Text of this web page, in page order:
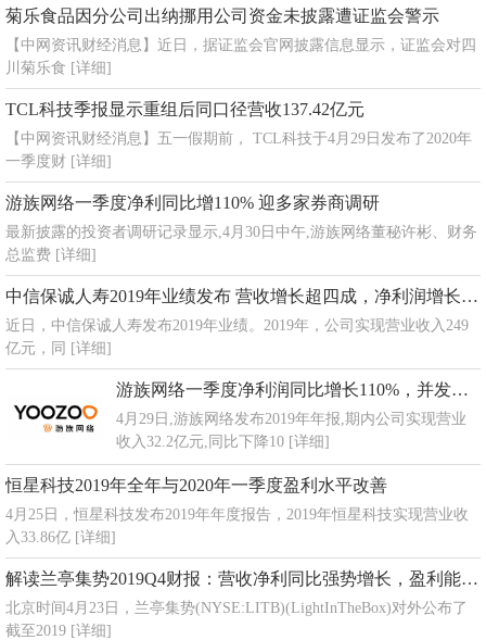
菊乐食品因分公司出纳挪用公司资金未披露遭证监会警示
【中网资讯财经消息】近日，据证监会官网披露信息显示，证监会对四
川菊乐食 [详细]
TCL科技季报显示重组后同口径营收137.42亿元
【中网资讯财经消息】五一假期前， TCL科技于4月29日发布了2020年
一季度财 [详细]
游族网络一季度净利同比增110% 迎多家券商调研
最新披露的投资者调研记录显示,4月30日中午,游族网络董秘许彬、财务
总监费 [详细]
中信保诚人寿2019年业绩发布 营收增长超四成，净利润增长超六成
近日，中信保诚人寿发布2019年业绩。2019年，公司实现营业收入249
亿元，同 [详细]
游族网络一季度净利润同比增长110%，并发布2019年年度报告
4月29日,游族网络发布2019年年报,期内公司实现营业
收入32.2亿元,同比下降10 [详细]
恒星科技2019年全年与2020年一季度盈利水平改善
4月25日，恒星科技发布2019年年度报告，2019年恒星科技实现营业收
入33.86亿 [详细]
解读兰亭集势2019Q4财报：营收净利同比强势增长，盈利能力显著提升
北京时间4月23日，兰亭集势(NYSE:LITB)(LightInTheBox)对外公布了
截至2019 [详细]